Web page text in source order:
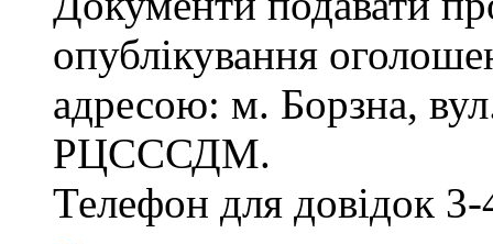
опублікування
адресою: м. Борзна,
РЦСССДМ.
Телефон для довідок